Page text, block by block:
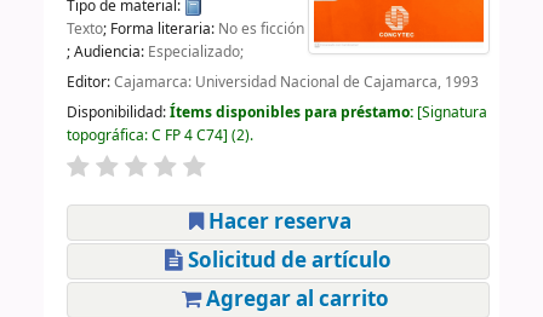
Tipo de material:
Texto; Forma literaria: No es ficción
; Audiencia: Especializado;
Editor:Cajamarca: Universidad Nacional de Cajamarca, 1993
Disponibilidad:Ítems disponibles para préstamo: Signatura
topográfica:C FP 4 C74 (2).
Hacer reserva
Solicitud de artículo
Agregar al carrito